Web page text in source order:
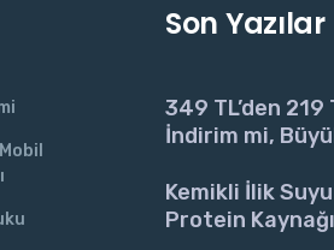
Son Yazılar
349 TL’den 219
İndirim mi,
Kemikli İlik
Protein